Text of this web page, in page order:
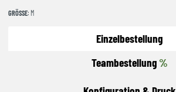
GRÖSSE : M
Einzelbestellung
Teambestellung %